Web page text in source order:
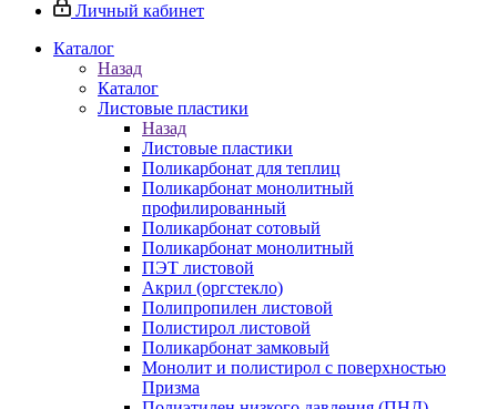
Личный кабинет
Каталог
Назад
Каталог
Листовые пластики
Назад
Листовые пластики
Поликарбонат для теплиц
Поликарбонат монолитный
профилированный
Поликарбонат сотовый
Поликарбонат монолитный
ПЭТ листовой
Акрил (оргстекло)
Полипропилен листовой
Полистирол листовой
Поликарбонат замковый
Монолит и полистирол с поверхностью
Призма